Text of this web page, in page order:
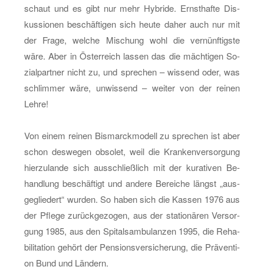
schaut und es gibt nur mehr Hy­bri­de. Ernst­haf­te Dis­
kus­sio­nen be­schäf­ti­gen sich heute daher auch nur mit
der Frage, wel­che Mi­schung wohl die ver­nünf­tigs­te
wäre. Aber in Ös­ter­reich las­sen das die mäch­ti­gen So­
zi­al­part­ner nicht zu, und spre­chen – wis­send oder, was
schlim­mer wäre, un­wis­send – wei­ter von der rei­nen
Lehre!
Von einem rei­nen Bis­marck­mo­dell zu spre­chen ist aber
schon des­we­gen ob­so­let, weil die Kran­ken­ver­sor­gung
hier­zu­lan­de sich aus­schließ­lich mit der ku­ra­ti­ven Be­
hand­lung be­schäf­tigt und an­de­re Be­rei­che längst „aus­
ge­glie­dert“ wur­den. So haben sich die Kas­sen 1976 aus
der Pfle­ge zu­rück­ge­zo­gen, aus der sta­tio­nä­ren Ver­sor­
gung 1985, aus den Spi­tals­am­bu­lan­zen 1995, die Re­ha­
bi­li­ta­ti­on ge­hört der Pen­si­ons­ver­si­che­rung, die Prä­ven­ti­
on Bund und Län­dern.